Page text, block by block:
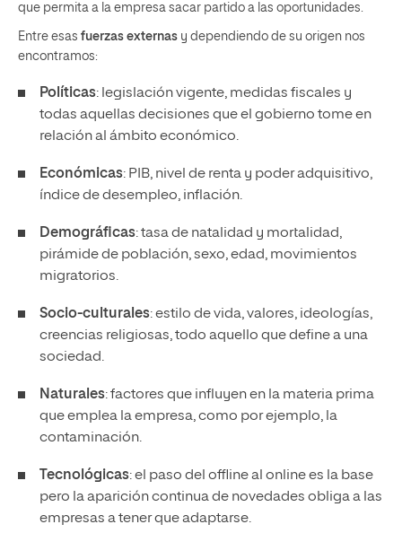
que permita a la empresa sacar partido a las oportunidades.
Entre esas fuerzas externas y dependiendo de su origen nos
encontramos:
Políticas: legislación vigente, medidas fiscales y
todas aquellas decisiones que el gobierno tome en
relación al ámbito económico.
Económicas: PIB, nivel de renta y poder adquisitivo,
índice de desempleo, inflación.
Demográficas: tasa de natalidad y mortalidad,
pirámide de población, sexo, edad, movimientos
migratorios.
Socio-culturales: estilo de vida, valores, ideologías,
creencias religiosas, todo aquello que define a una
sociedad.
Naturales: factores que influyen en la materia prima
que emplea la empresa, como por ejemplo, la
contaminación.
Tecnológicas: el paso del offline al online es la base
pero la aparición continua de novedades obliga a las
empresas a tener que adaptarse.